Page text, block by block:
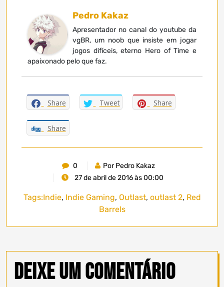
Pedro Kakaz
Apresentador no canal do youtube da
vgBR, um noob que insiste em jogar
jogos difíceis, eterno Hero of Time e
apaixonado pelo que faz.
Share Tweet Share
Share
0
Por Pedro Kakaz
27 de abril de 2016 às 00:00
Tags:Indie, Indie Gaming, Outlast, outlast 2, Red
Barrels
Deixe um comentário